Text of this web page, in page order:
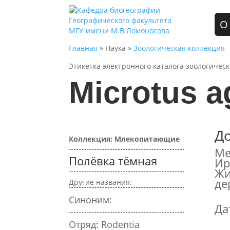
О
Главная » Наука »Зоологическая коллекция
Этикетка электронного каталога
Microtus
Коллекция: Млекопитающие
Полёвка тёмная
Другие названия:
Синоним:
Отряд: Rodentia